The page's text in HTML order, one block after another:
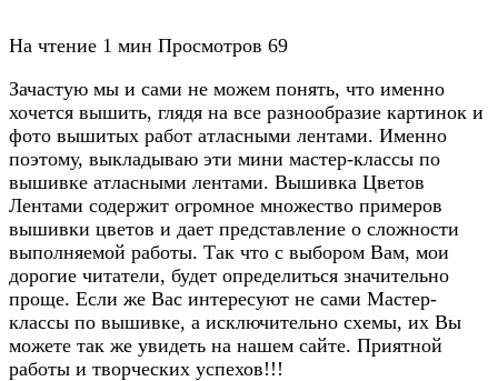
На чтение 1 мин Просмотров 69
Зачастую мы и сами не можем понять, что именно
хочется вышить, глядя на все разнообразие картинок и
фото вышитых работ атласными лентами. Именно
поэтому, выкладываю эти мини мастер-классы по
вышивке атласными лентами. Вышивка Цветов
Лентами содержит огромное множество примеров
вышивки цветов и дает представление о сложности
выполняемой работы. Так что с выбором Вам, мои
дорогие читатели, будет определиться значительно
проще. Если же Вас интересуют не сами Мастер-
классы по вышивке, а исключительно схемы, их Вы
можете так же увидеть на нашем сайте. Приятной
работы и творческих успехов!!!